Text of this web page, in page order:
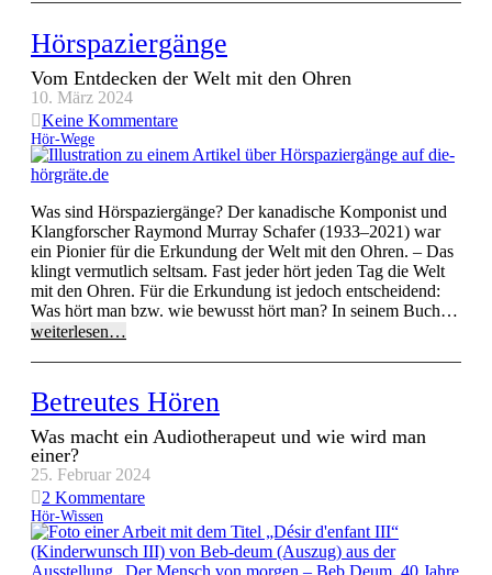
Hörspaziergänge
Vom Entdecken der Welt mit den Ohren
10. März 2024
Keine Kommentare
Hör-Wege
Was sind Hörspaziergänge? Der kanadische Komponist und
Klangforscher Raymond Murray Schafer (1933–2021) war
ein Pionier für die Erkundung der Welt mit den Ohren. – Das
klingt vermutlich seltsam. Fast jeder hört jeden Tag die Welt
mit den Ohren. Für die Erkundung ist jedoch entscheidend:
Was hört man bzw. wie bewusst hört man? In seinem Buch…
weiterlesen…
Betreutes Hören
Was macht ein Audiotherapeut und wie wird man
einer?
25. Februar 2024
2 Kommentare
Hör-Wissen